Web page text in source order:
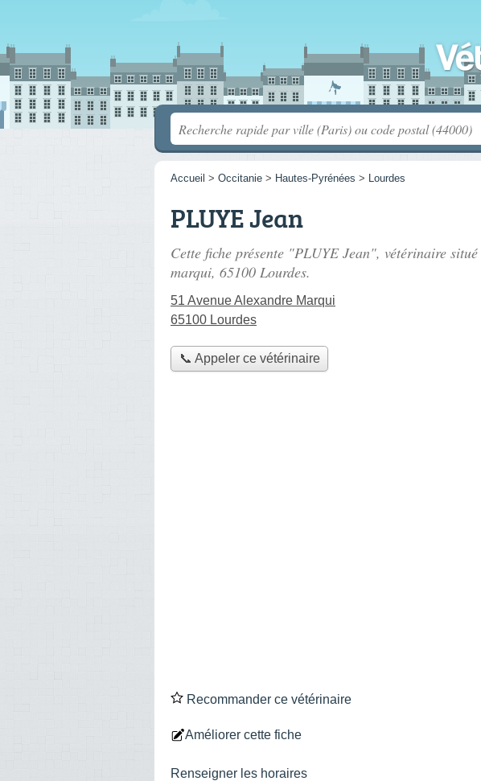
Accueil > Occitanie > Hautes-Pyrénées > Lourdes
PLUYE Jean
Cette fiche présente "PLUYE Jean", vétérinaire situé
marqui, 65100 Lourdes.
51 Avenue Alexandre Marqui
65100 Lourdes
📞 Appeler ce vétérinaire
Recommander ce vétérinaire
Améliorer cette fiche
Renseigner les horaires